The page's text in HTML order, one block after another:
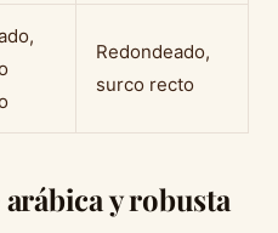
Redondeado,
surco recto
y robusta